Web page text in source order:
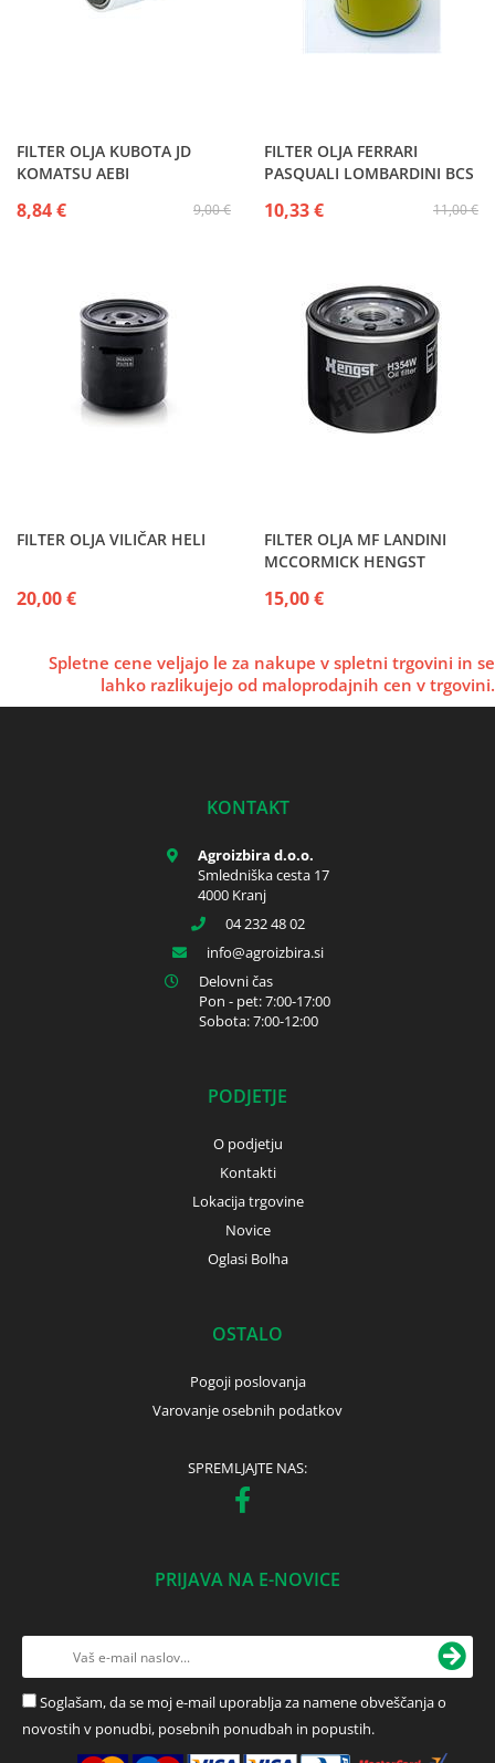
FILTER OLJA KUBOTA JD
KOMATSU AEBI
9,00 €
8,84 €
FILTER OLJA FERRARI
PASQUALI LOMBARDINI BCS
11,00 €
10,33 €
FILTER OLJA VILIČAR HELI
20,00 €
FILTER OLJA MF LANDINI
MCCORMICK HENGST
15,00 €
Spletne cene veljajo le za nakupe v spletni trgovini in se
lahko razlikujejo od maloprodajnih cen v trgovini.
KONTAKT
Agroizbira d.o.o.
Smledniška cesta 17
4000 Kranj
04 232 48 02
info
agroizbira.si
Delovni čas
Pon - pet: 7:00-17:00
Sobota: 7:00-12:00
PODJETJE
O podjetju
Kontakti
Lokacija trgovine
Novice
Oglasi Bolha
OSTALO
Pogoji poslovanja
Varovanje osebnih podatkov
SPREMLJAJTE NAS:
PRIJAVA NA E-NOVICE
Soglašam, da se moj e-mail uporablja za namene obveščanja o
novostih v ponudbi, posebnih ponudbah in popustih.